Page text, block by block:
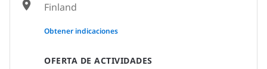
OFERTA DE ACTIVIDADES
Finland
None
Obtener indicaciones